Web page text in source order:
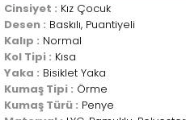
Cinsiyet : Kız Çocuk
Desen : Baskılı, Puantiyeli
Kalıp : Normal
Kol Tipi : Kısa
Yaka : Bisiklet Yaka
Kumaş Tipi : Örme
Kumaş Türü : Penye